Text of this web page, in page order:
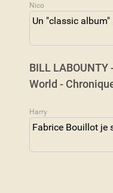
Nico
Un "classic album"
BILL LABOUNTY
World -
Harry
Fabrice Bouillot je